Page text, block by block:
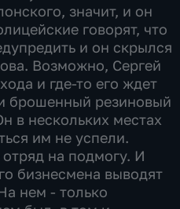
значит, и он
говорят, что
и он скрылся
Возможно, Сергей
и где-то его ждет
брошенный резиновый
в нескольких местах
им не успели.
на подмогу. И
бизнесмена выводят
нем - только